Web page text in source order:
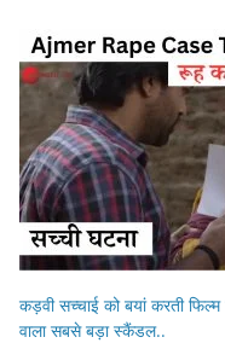
कड़वी सच्चाई को बयां करती
वाला सबसे बड़ा स्कैंडल..